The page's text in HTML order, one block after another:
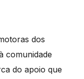
dos
comunidade
do apoio que